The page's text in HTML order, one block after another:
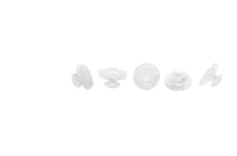
Las
opciones